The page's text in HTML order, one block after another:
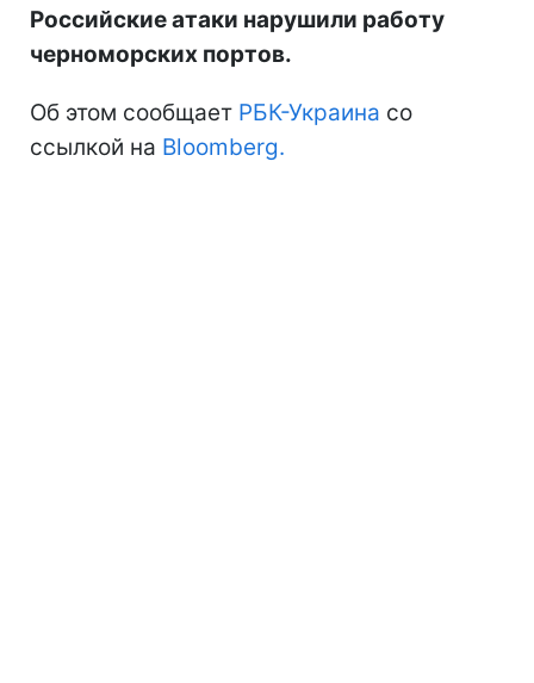
Российские атаки нарушили работу
черноморских портов.
Об этом сообщает РБК-Украина со
ссылкой на Bloomberg.